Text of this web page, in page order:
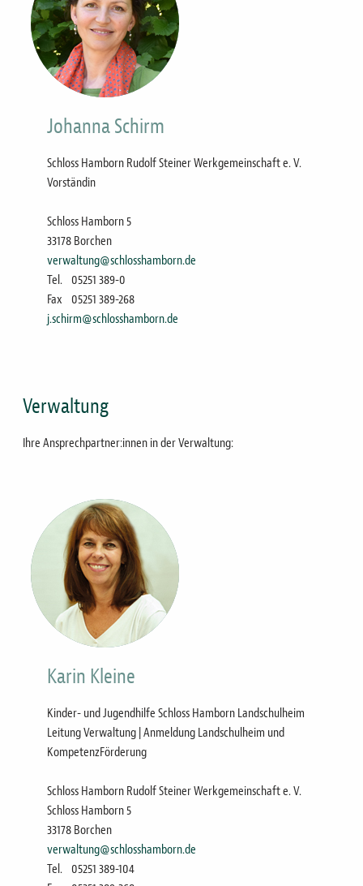
Johanna Schirm
Schloss Hamborn Rudolf Steiner Werkgemeinschaft e. V.
Vorständin
Schloss Hamborn 5
33178 Borchen
verwaltung@schlosshamborn.de
Tel.
05251 389-0
Fax
05251 389-268
j.schirm@schlosshamborn.de
Verwaltung
Ihre Ansprechpartner:innen in der Verwaltung:
Karin Kleine
Kinder- und Jugendhilfe Schloss Hamborn Landschulheim
Leitung Verwaltung | Anmeldung Landschulheim und
KompetenzFörderung
Schloss Hamborn Rudolf Steiner Werkgemeinschaft e. V.
Schloss Hamborn 5
33178 Borchen
verwaltung@schlosshamborn.de
Tel.
05251 389-104